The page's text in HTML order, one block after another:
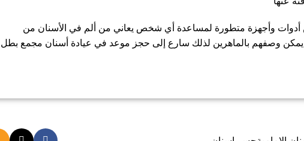
وأجهزة متطورة لمساعدة أي شخص يعاني من ألم في الأسنان من
يمكن وصفهم بالماهرين لذلك سارع إلى حجز موعد في عيادة أسنان مجمع بطل